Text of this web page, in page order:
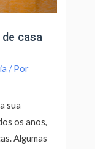
casa
/ Por
sua
os anos,
Algumas